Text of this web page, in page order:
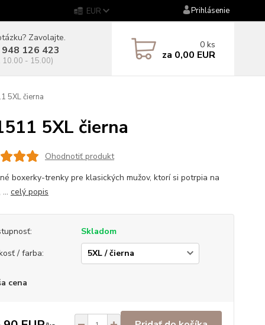
EUR Prihlásenie
Zavolajte.
126 423
10.00 - 15.00)
0 ks
za 0,00 EUR
5XL čierna
5XL čierna
Ohodnotiť produkt
boxerky-trenky pre klasických mužov, ktorí si potrpia na
celý popis
Skladom
/ farba:
cena